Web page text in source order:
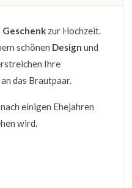
Geschenk zur Hochzeit.
schönen Design und
Ihre
das Brautpaar.
einigen Ehejahren
wird.